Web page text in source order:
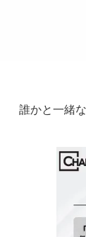
誰かと一緒